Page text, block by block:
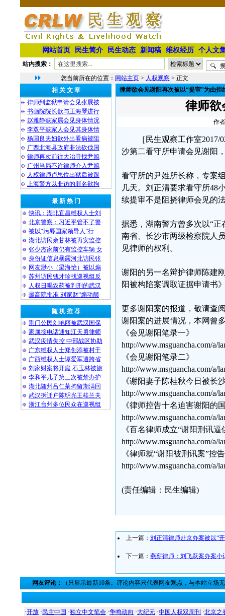
网站首页 民生简介 民生动态 新闻稿 维权经历 个人文
站内搜索：
您当前所在的位置： 网站主页 > 人权观察 > 正文
相 关 文 章
律师到监狱申请会见张展被
书画院院长欲与王海琴进行
赵雅静获家属会见身体情况
李双平获家人会见其身体情
杨国良夫妇欲外出看病被阻
广西北海县政府非法砍伐国
律师再次前往大冶寻找尹旭
广州当局不许律师介入尹旭
人权律师卢思位出狱后被跟
上海警方以非访的罪名欲拘
最 新 热 门
快讯：湖北宜昌维权人士刘
北京警察：习近平管不了警
被以“污辱国家领导人”行
湖北访民余甘林被再安监控
张少杰家前仍有监控车辆 女
身份证信息暴露河北访民张
网友渺小（梁海怡）被以煽
苏州访民钱才珍找巡视组反
人权日喝农药被判刑的武汉
最高院批准 刘家财“煽动颠
随 机 推 荐
荆门公民刘艳丽被武汉国保
家属接电话通知江天勇律师
武汉疫情失控 中部战区协助
广东维权人士郑创添被村干
广西维权人士谭爱军遭跨省
刘家财案将开庭 石玉林被旅
李和平儿子第三次被禁办护
湖北随州吕仁菊拘留期满回
武汉拆迁户陈明光王桂兰夫
浙江台州多位民众在巡视组
律师欲会见谢阳再次被以“提审”为由拒
律师欲
作
［民生观察工作室
沙第二看守所申请会见谢阳
看守所的尹姓所长称，专案
几天。刘正清要求看守所48
续提审不是阻挠律师会见的
据悉，湖南警方曾多次以“
南省、长沙市两级检察院人
见律师的权利。
谢阳的另一名辩护律师陈建
阳被构陷案调取证据申请书
更多谢阳案的报道，敬请查
谢阳案的进展情况，本网曾
《会见谢阳笔录一》
http://www.msguancha.com/a/
《会见谢阳笔录二》
http://www.msguancha.com/a/
《谢阳妻子陈桂秋今日被长
http://www.msguancha.com/a/
《律师控告十名迫害谢阳的
http://www.msguancha.com/a/
《百名律师成立“谢阳刑讯
http://www.msguancha.com/a/
《律师就“谢阳被刑讯案”控
http://www.msguancha.com/a/
(责任编辑：民生编辑)
上一篇： 刘正清律师赴京办案被以“
下一篇： 燕薪律师：刘飞跃案办案小
网友评论： （只显示最新10条。评论内容只代表网友观点，与本站立场
·开放 · 民主中国 ·独立中文笔会 ·争鸣动向 ·大纪元 ·中国人权双周刊 ·北京之